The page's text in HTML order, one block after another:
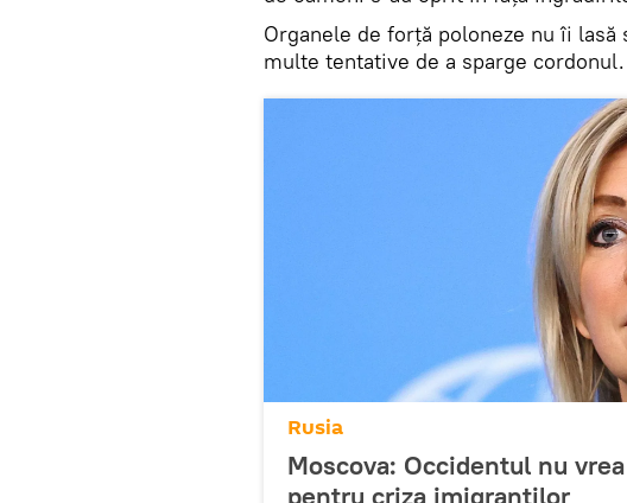
Organele de forță poloneze nu îi lasă
multe tentative de a sparge cordonul.
Rusia
Moscova: Occidentul nu
pentru criza imigranților